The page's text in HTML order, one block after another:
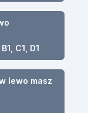
C1, D1
lewo masz